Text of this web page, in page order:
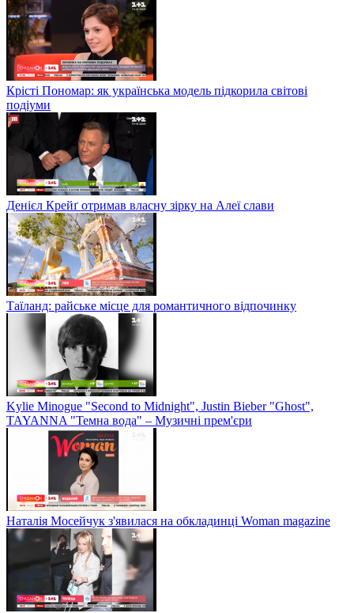
Крісті Пономар: як українська модель підкорила світові
подіуми
Денієл Крейґ отримав власну зірку на Алеї слави
Таїланд: райське місце для романтичного відпочинку
Kylie Minogue "Second to Midnight", Justin Bieber "Ghost",
TAYANNA "Темна вода" – Музичні прем'єри
Наталія Мосейчук з'явилася на обкладинці Woman magazine